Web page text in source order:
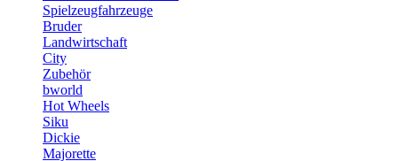
Spielzeugfahrzeuge
Bruder
Landwirtschaft
City
Zubehör
bworld
Hot Wheels
Siku
Dickie
Majorette